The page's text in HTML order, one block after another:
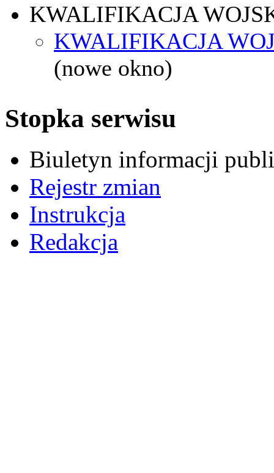
KWALIFIKACJA
KWALIFIKACJA
(nowe okno)
Stopka serwisu
Biuletyn informacji
Rejestr zmian
Instrukcja
Redakcja